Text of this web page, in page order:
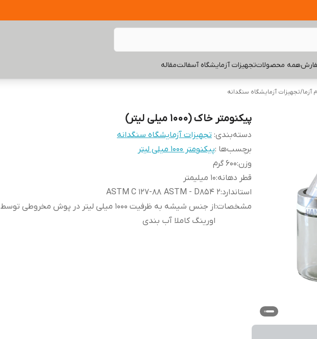
همه محصولاتتجهیزات آزمایشگاه آسفالتمقاله
/تجهیزات آزمایشگاه سنگدانه
پیکنومتر خاک (1000 میلی لیتر)
دسته‌بندی: تجهیزات آزمایشگاه سنگدانه
برچسب‌ها :پیکنومتر 1000 میلی لیتر
وزن:600 گرم
قطر دهانه:10 میلیمتر
استاندارد:
ASTM C 127-88 ASTM - D854 2
مشخصات:
از جنس شیشه به ظرفیت 1000 میلی لیتر در پوش مخروطی توسط
اورینگ کاملا آب بندی